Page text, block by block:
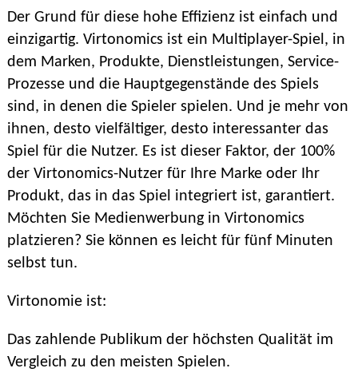
Der Grund für diese hohe Effizienz ist einfach und
einzigartig. Virtonomics ist ein Multiplayer-Spiel, in
dem Marken, Produkte, Dienstleistungen, Service-
Prozesse und die Hauptgegenstände des Spiels
sind, in denen die Spieler spielen. Und je mehr von
ihnen, desto vielfältiger, desto interessanter das
Spiel für die Nutzer. Es ist dieser Faktor, der 100%
der Virtonomics-Nutzer für Ihre Marke oder Ihr
Produkt, das in das Spiel integriert ist, garantiert.
Möchten Sie Medienwerbung in Virtonomics
platzieren? Sie können es leicht für fünf Minuten
selbst tun.
Virtonomie ist:
Das zahlende Publikum der höchsten Qualität im
Vergleich zu den meisten Spielen.